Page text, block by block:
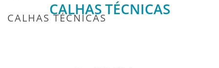
CALHAS TÉCNICAS
CALHAS TÉCNICAS